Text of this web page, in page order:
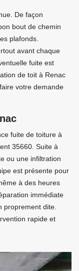
De façon
bout de chemin
plafonds.
avant chaque
fuite est
de toit à Renac
votre demande
fuite de toiture à
35660. Suite à
ou une infiltration
est présente pour
à des heures
immédiate
proprement dite.
rapide et